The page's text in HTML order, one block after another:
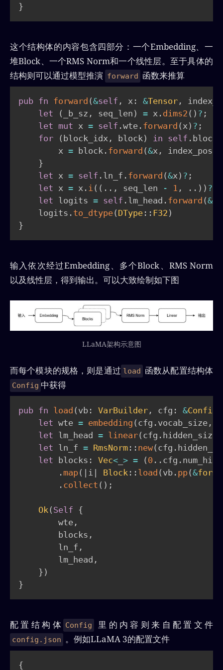
}
这个结构体的内容包含四部分：一个Embedding、一
堆Block、一个RMS Norm和一个线性层。至于具体的
结构则可以通过模型推演 forward 函数来推算
pub fn forward (&self , x : &Tensor ,
let
( _b_sz , seq_len ) = x . dims2 ( ) ? ;
let mut x = self .wte . forward ( x) ? ;
for
( block_idx , block) in self . blocks
        x
= block . forward (&x , index_pos
}
let x = self . ln_f . forward (&x) ? ;
let x = x . i ( ( .. , seq_len - 1 , .. ) ) ?
let logits = self . lm_head . forward (&
    logits
. to_dtype( DType :: F32 )
}
输入依次经过Embedding、多个Block、RMS Norm
以及线性层，得到输出。可以大致绘制如下图
LLaMA架构示意图
而每个模块的规格，则是通过 load 函数从配置结构体
Config 中获得
pub fn load ( vb : VarBuilder , cfg : &Config
let wte = embedding ( cfg . vocab_size ,
let lm_head = linear( cfg . hidden_size
let ln_f = RmsNorm :: new( cfg .
let blocks : Vec< > = ( 0 .. cfg .
. map( i Block :: load ( vb . pp(&
. collect ( ) ;
Ok( Self {
        wte
,
        blocks
,
        ln_f
,
        lm_head
,
} )
}
配置结构体 Config 里的内容则来自配置文件
config.json 。例如LLaMA 3的配置文件
{